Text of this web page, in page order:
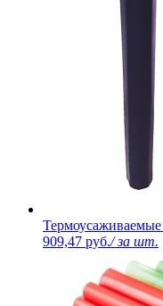
909,47 руб./ за шт.